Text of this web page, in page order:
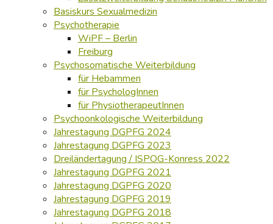
Basiskurs Sexualmedizin
Psychotherapie
WiPF – Berlin
Freiburg
Psychosomatische Weiterbildung
für Hebammen
für PsychologInnen
für PhysiotherapeutInnen
Psychoonkologische Weiterbildung
Jahrestagung DGPFG 2024
Jahrestagung DGPFG 2023
Dreiländertagung / ISPOG-Konress 2022
Jahrestagung DGPFG 2021
Jahrestagung DGPFG 2020
Jahrestagung DGPFG 2019
Jahrestagung DGPFG 2018